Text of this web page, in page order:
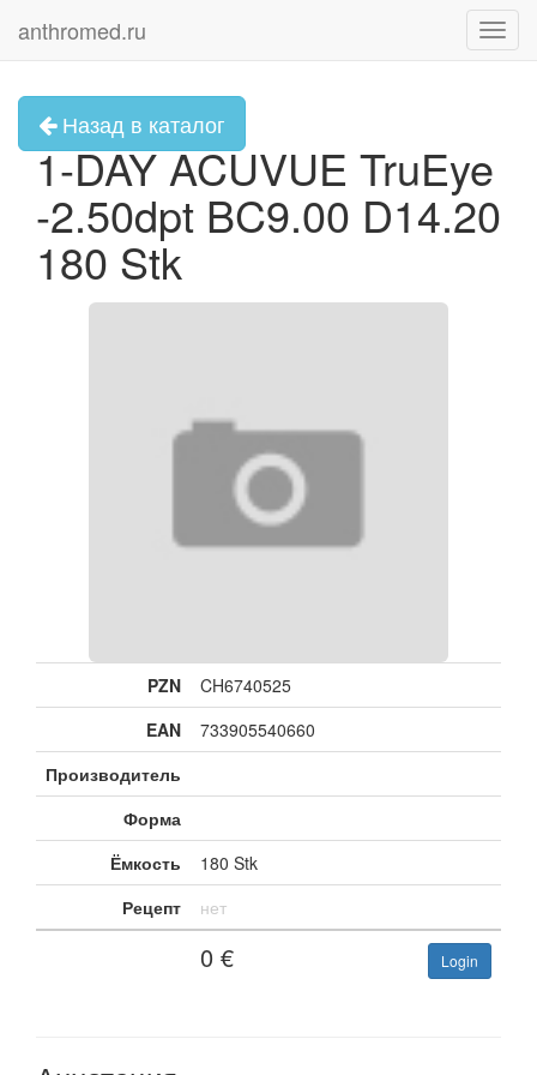
anthromed.ru
Назад в каталог
1-DAY ACUVUE TruEye
-2.50dpt BC9.00 D14.20
180 Stk
PZN
CH6740525
EAN
733905540660
Производитель
Форма
Ёмкость
180 Stk
Рецепт
нет
0 € Login